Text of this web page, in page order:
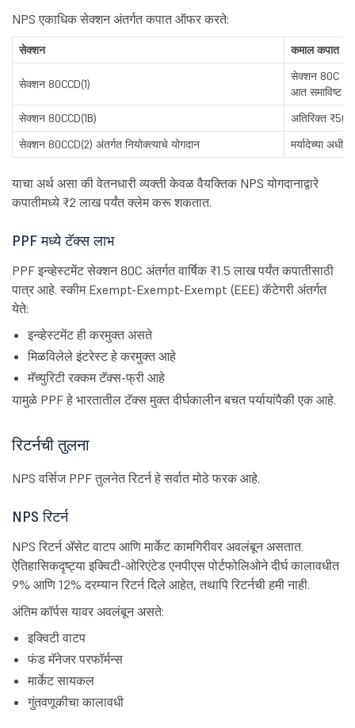
NPS एकाधिक सेक्शन अंतर्गत कपात ऑफर करते:
सेक्शन कमाल कपात
सेक्शन 80CCD(1)
सेक्शन 80C
आत समाविष्ट
सेक्शन 80CCD(1B)
अतिरिक्त
सेक्शन 80CCD(2) अंतर्गत नियोक्त्याचे योगदान
मर्यादेच्या
याचा अर्थ असा की वेतनधारी व्यक्ती केवळ वैयक्तिक NPS योगदानाद्वारे
कपातीमध्ये ₹2 लाख पर्यंत क्लेम करू शकतात.
PPF मध्ये टॅक्स लाभ
PPF इन्व्हेस्टमेंट सेक्शन 80C अंतर्गत वार्षिक ₹1.5 लाख पर्यंत कपातीसाठी
पात्र आहे. स्कीम Exempt-Exempt-Exempt (EEE) कॅटेगरी अंतर्गत
येते:
इन्व्हेस्टमेंट ही करमुक्त असते
मिळविलेले इंटरेस्ट हे करमुक्त आहे
मॅच्युरिटी रक्कम टॅक्स-फ्री आहे
यामुळे PPF हे भारतातील टॅक्स मुक्त दीर्घकालीन बचत पर्यायांपैकी एक आहे.
रिटर्नची तुलना
NPS वर्सिज PPF तुलनेत रिटर्न हे सर्वात मोठे फरक आहे.
NPS रिटर्न
NPS रिटर्न ॲसेट वाटप आणि मार्केट कामगिरीवर अवलंबून असतात.
ऐतिहासिकदृष्ट्या इक्विटी-ओरिएंटेड एनपीएस पोर्टफोलिओने दीर्घ कालावधीत
9% आणि 12% दरम्यान रिटर्न दिले आहेत, तथापि रिटर्नची हमी नाही.
अंतिम कॉर्पस यावर अवलंबून असते:
इक्विटी वाटप
फंड मॅनेजर परफॉर्मन्स
मार्केट सायकल
गुंतवणूकीचा कालावधी